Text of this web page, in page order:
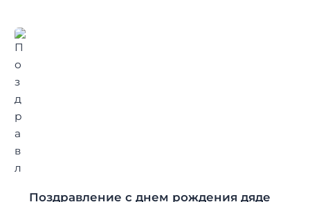
Поздравление с днем рождения дяде